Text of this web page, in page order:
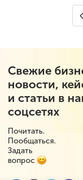
Свежие
новости,
и статьи в
соцсетях
Почитать.
Пообщаться.
Задать
вопрос